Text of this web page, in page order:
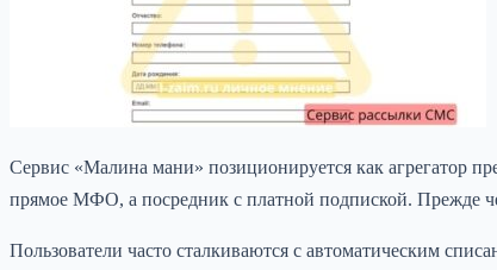
Сервис «Малина мани» позиционируется как агрегатор
прямое МФО, а посредник с платной подпиской. Прежде
Пользователи часто сталкиваются с автоматическим